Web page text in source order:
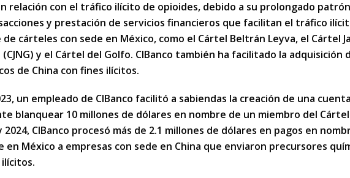
relación con el tráfico ilícito de opioides, debido a su prolongado
y prestación de servicios financieros que facilitan el tráfico
cárteles con sede en México, como el Cártel Beltrán Leyva, el Cártel
y el Cártel del Golfo. CIBanco también ha facilitado la adquisición
de China con fines ilícitos.
un empleado de CIBanco facilitó a sabiendas la creación de una cuenta
blanquear 10 millones de dólares en nombre de un miembro del
2024, CIBanco procesó más de 2.1 millones de dólares en pagos en
en México a empresas con sede en China que enviaron precursores